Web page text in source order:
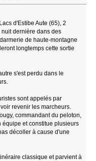
d'Estibe Aute (65), 2
dernière dans des
de haute-montagne
longtemps cette sortie
s'est perdu dans le
sont appelés par
revenir les marcheurs.
commandant du peloton,
équipe et constitue plusieurs
décoller à cause d'une
classique et parvient à